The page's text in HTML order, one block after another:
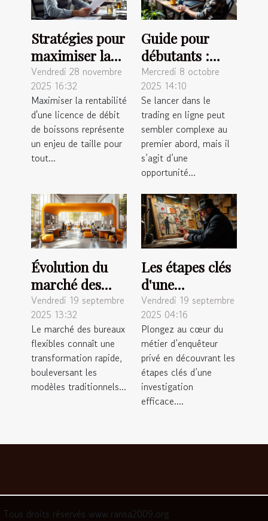
Stratégies pour
maximiser la
rentabilité de
votre licence de
débit de
boissons
Vendredi 28 novembre
2025 16:32
Maximiser la rentabilité
d'une licence de débit
de boissons représente
un enjeu de taille pour
tout...
Guide pour
débutants :
Comment
s'inscrire et
démarrer dans
le trading en
ligne
Mercredi 8 octobre
2025 14:10
Se lancer dans le
trading en ligne peut
sembler complexe au
premier abord, mais il
s’agit d’une
opportunité...
Évolution du
marché des
bureaux
flexibles :
impacts
économiques
Vendredi 19 septembre
2025 13:32
Le marché des bureaux
flexibles connaît une
transformation rapide,
bouleversant les
modèles traditionnels...
Les étapes clés
d'une
investigation
privée : de
l'analyse à la
conclusion
Vendredi 19 septembre
2025 04:16
Plongez au cœur du
métier d’enquêteur
privé en découvrant les
étapes clés d’une
investigation
efficace....
Tous droits réservés www.ransa2009.org